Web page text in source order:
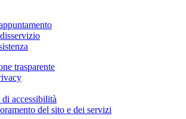
trasparente
accessibilità
del sito e dei servizi